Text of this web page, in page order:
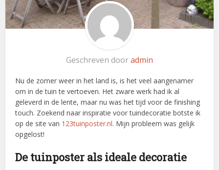
Geschreven dooradmin
Nu de zomer weer in het land is, is het veel aangenamer
om in de tuin te vertoeven. Het zware werk had ik al
geleverd in de lente, maar nu was het tijd voor de finishing
touch. Zoekend naar inspiratie voor tuindecoratie botste ik
op de site van 123tuinposter.nl. Mijn probleem was gelijk
opgelost!
De tuinposter als ideale decoratie